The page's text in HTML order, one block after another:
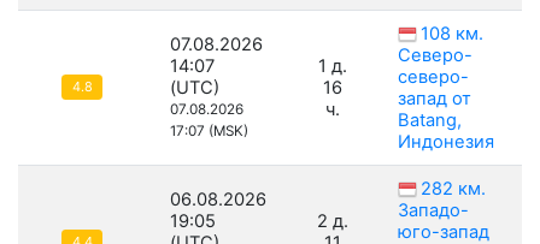
4.8
07.08.2026
14:07
(UTC)
07.08.2026
17:07 (MSK)
1 д.
16
ч.
108 км.
Северо-
северо-
запад от
Batang,
Индонезия
06.08.2026
19:05
2 д.
282 км.
Западо-
юго-запад